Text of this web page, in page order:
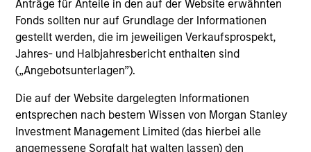
Anträge für Anteile in den auf der Website erwähnten
Fonds sollten nur auf Grundlage der Informationen
gestellt werden, die im jeweiligen Verkaufsprospekt,
Jahres- und Halbjahresbericht enthalten sind
(„Angebotsunterlagen”).
Die auf der Website dargelegten Informationen
entsprechen nach bestem Wissen von Morgan Stanley
Investment Management Limited (das hierbei alle
angemessene Sorgfalt hat walten lassen) den
Preise und Wertentwicklung